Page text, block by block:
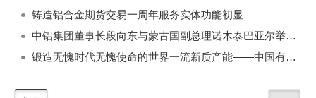
铸造铝合金期货交易一周年服务实体功能初显
中铝集团董事长段向东与蒙古国副总理诺木泰巴亚尔举行会谈
锻造无愧时代无愧使命的世界一流新质产能——中国有色金属工业的战略应对与破局之道（二）